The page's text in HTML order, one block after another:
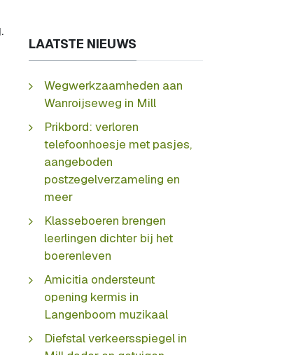
LAATSTE NIEUWS
Wegwerkzaamheden aan
Wanroijseweg in Mill
Prikbord: verloren
telefoonhoesje met pasjes,
aangeboden
postzegelverzameling en
meer
Klasseboeren brengen
leerlingen dichter bij het
boerenleven
Amicitia ondersteunt
opening kermis in
Langenboom muzikaal
Diefstal verkeersspiegel in